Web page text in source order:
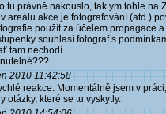
tu právně nakouslo, tak ym tohle na
areálu akce je fotografování (atd.)
použít za účelem propagace
souhlasí fotograf s
tam nechodí.
2010 11:42:58
reakce. Momentálně jsem v
otázky, které se tu vyskytly.